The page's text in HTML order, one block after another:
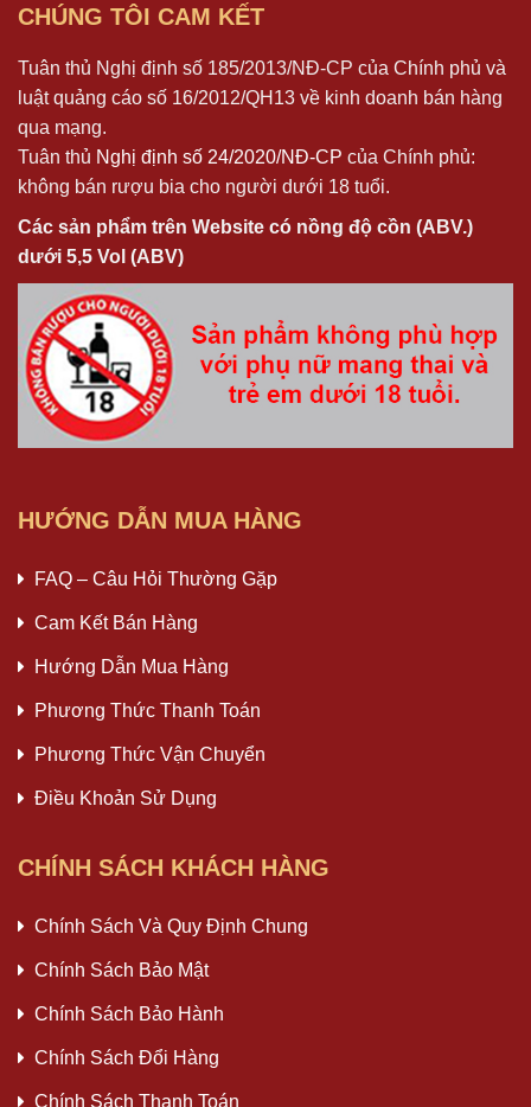
CHÚNG TÔI CAM KẾT
Tuân thủ Nghị định số 185/2013/NĐ-CP của Chính phủ và
luật quảng cáo số 16/2012/QH13 về kinh doanh bán hàng
qua mạng.
Tuân thủ Nghị định số 24/2020/NĐ-CP của Chính phủ:
không bán rượu bia cho người dưới 18 tuổi.
Các sản phẩm trên Website có nồng độ cồn (ABV.)
dưới 5,5 Vol (ABV)
HƯỚNG DẪN MUA HÀNG
FAQ – Câu Hỏi Thường Gặp
Cam Kết Bán Hàng
Hướng Dẫn Mua Hàng
Phương Thức Thanh Toán
Phương Thức Vận Chuyển
Điều Khoản Sử Dụng
CHÍNH SÁCH KHÁCH HÀNG
Chính Sách Và Quy Định Chung
Chính Sách Bảo Mật
Chính Sách Bảo Hành
Chính Sách Đổi Hàng
Chính Sách Thanh Toán